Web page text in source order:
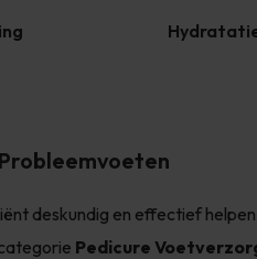
deskundig en effectief
Pedicure